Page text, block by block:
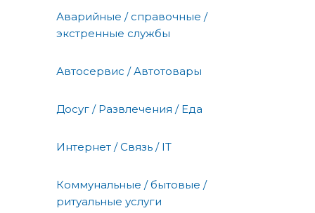
Аварийные / справочные /
экстренные службы
Автосервис / Автотовары
Досуг / Развлечения / Еда
Интернет / Связь / IT
Коммунальные / бытовые /
ритуальные услуги